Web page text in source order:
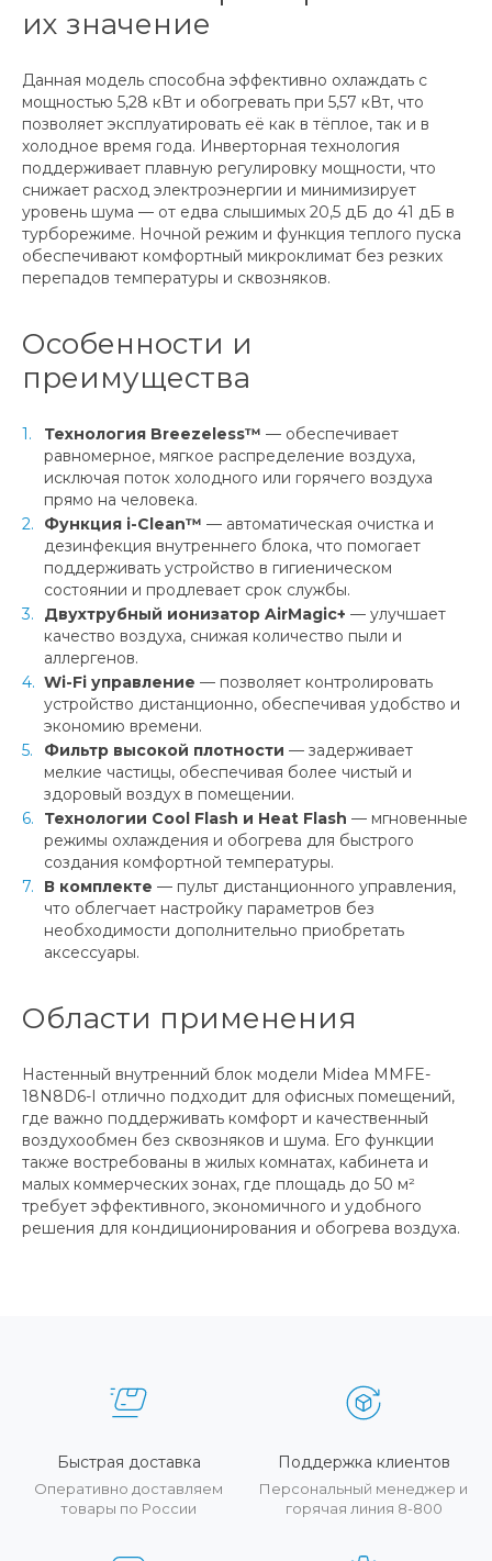
их значение
Данная модель способна эффективно охлаждать с
мощностью 5,28 кВт и обогревать при 5,57 кВт, что
позволяет эксплуатировать её как в тёплое, так и в
холодное время года. Инверторная технология
поддерживает плавную регулировку мощности, что
снижает расход электроэнергии и минимизирует
уровень шума — от едва слышимых 20,5 дБ до 41 дБ в
турборежиме. Ночной режим и функция теплого пуска
обеспечивают комфортный микроклимат без резких
перепадов температуры и сквозняков.
Особенности и
преимущества
Технология Breezeless™ — обеспечивает
равномерное, мягкое распределение воздуха,
исключая поток холодного или горячего воздуха
прямо на человека.
Функция i-Clean™ — автоматическая очистка и
дезинфекция внутреннего блока, что помогает
поддерживать устройство в гигиеническом
состоянии и продлевает срок службы.
Двухтрубный ионизатор AirMagic+ — улучшает
качество воздуха, снижая количество пыли и
аллергенов.
Wi-Fi управление — позволяет контролировать
устройство дистанционно, обеспечивая удобство и
экономию времени.
Фильтр высокой плотности — задерживает
мелкие частицы, обеспечивая более чистый и
здоровый воздух в помещении.
Технологии Cool Flash и Heat Flash — мгновенные
режимы охлаждения и обогрева для быстрого
создания комфортной температуры.
В комплекте — пульт дистанционного управления,
что облегчает настройку параметров без
необходимости дополнительно приобретать
аксессуары.
Области применения
Настенный внутренний блок модели Midea MMFE-
18N8D6-I отлично подходит для офисных помещений,
где важно поддерживать комфорт и качественный
воздухообмен без сквозняков и шума. Его функции
также востребованы в жилых комнатах, кабинета и
малых коммерческих зонах, где площадь до 50 м²
требует эффективного, экономичного и удобного
решения для кондиционирования и обогрева воздуха.
Быстрая доставка
Оперативно доставляем
товары по России
Поддержка клиентов
Персональный менеджер и
горячая линия 8-800